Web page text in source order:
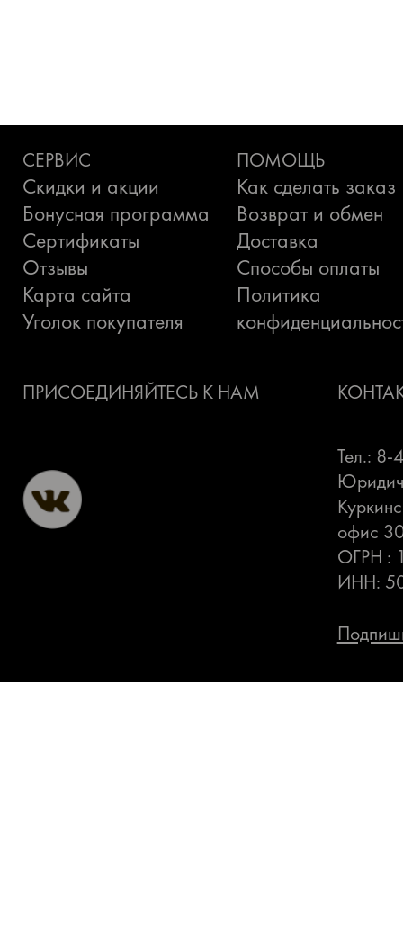
СЕРВИС
Скидки и акции
Бонусная программа
Сертификаты
Отзывы
Карта сайта
Уголок покупателя
ПОМОЩЬ
Как сделать заказ
Возврат и обмен
Доставка
Способы оплаты
Политика
ПРИСОЕДИНЯЙТЕСЬ К НАМ
Тел.: 8-
офис
ОГРН :
ИНН: